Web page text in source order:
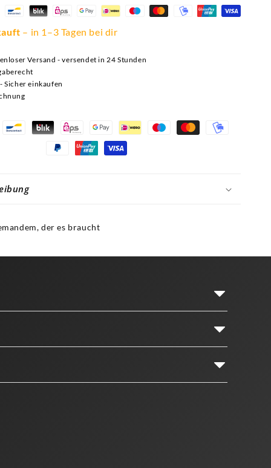
– in 1–3 Tagen bei dir
Versand - versendet in 24 Stunden
Sicher einkaufen
Zahlungsmethoden
der es braucht